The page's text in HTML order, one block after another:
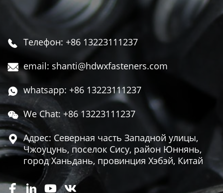
 Телефон: +86 13223111237
 email: shanti@hdwxfasteners.com
 whatsapp: +86 13223111237
 We Chat: +86 13223111237
 Адрес: Северная часть Западной улицы,
Чжоуцунь, поселок Сису, район Юннянь,
город Ханьдань, провинция Хэбэй, Китай
   